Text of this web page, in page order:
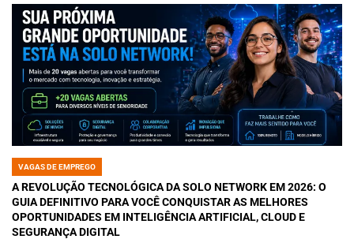
POSTED
IN
VAGAS DE EMPREGO
A REVOLUÇÃO TECNOLÓGICA DA SOLO NETWORK EM 2026: O
GUIA DEFINITIVO PARA VOCÊ CONQUISTAR AS MELHORES
OPORTUNIDADES EM INTELIGÊNCIA ARTIFICIAL, CLOUD E
SEGURANÇA DIGITAL